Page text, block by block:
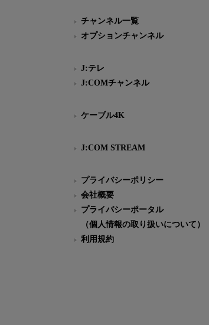
チャンネル一覧
オプションチャンネル
J:テレ
J:COMチャンネル
ケーブル4K
J:COM STREAM
プライバシーポリシー
会社概要
プライバシーポータル
（個人情報の取り扱いについて）
利用規約